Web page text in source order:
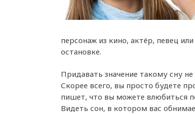
персонаж из кино, актёр, певец
остановке.
Придавать значение такому сну
Скорее всего, вы просто будете
пишет, что вы можете влюбиться
Видеть сон, в котором вас